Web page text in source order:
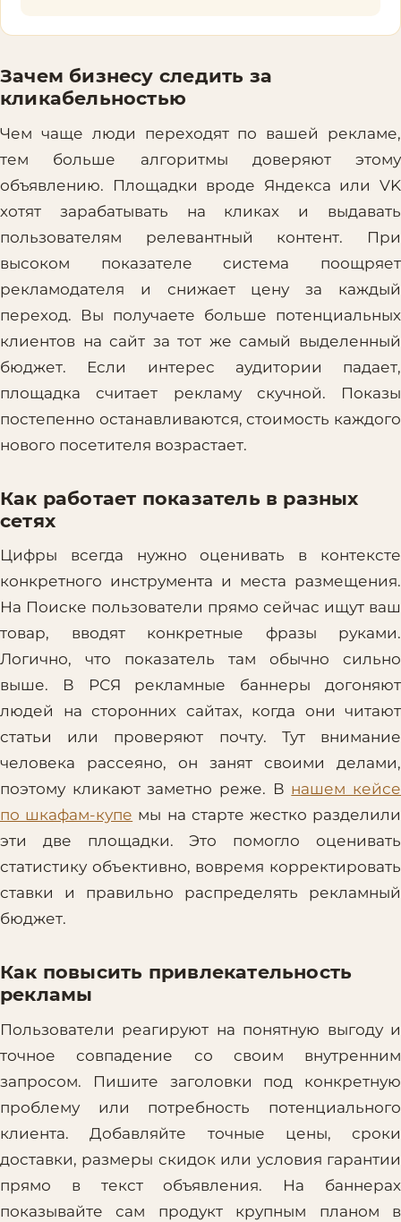
Зачем бизнесу следить за
кликабельностью
Чем чаще люди переходят по вашей рекламе,
тем больше алгоритмы доверяют этому
объявлению. Площадки вроде Яндекса или VK
хотят зарабатывать на кликах и выдавать
пользователям релевантный контент. При
высоком показателе система поощряет
рекламодателя и снижает цену за каждый
переход. Вы получаете больше потенциальных
клиентов на сайт за тот же самый выделенный
бюджет. Если интерес аудитории падает,
площадка считает рекламу скучной. Показы
постепенно останавливаются, стоимость каждого
нового посетителя возрастает.
Как работает показатель в разных
сетях
Цифры всегда нужно оценивать в контексте
конкретного инструмента и места размещения.
На Поиске пользователи прямо сейчас ищут ваш
товар, вводят конкретные фразы руками.
Логично, что показатель там обычно сильно
выше. В РСЯ рекламные баннеры догоняют
людей на сторонних сайтах, когда они читают
статьи или проверяют почту. Тут внимание
человека рассеяно, он занят своими делами,
поэтому кликают заметно реже. В нашем кейсе
по шкафам-купе мы на старте жестко разделили
эти две площадки. Это помогло оценивать
статистику объективно, вовремя корректировать
ставки и правильно распределять рекламный
бюджет.
Как повысить привлекательность
рекламы
Пользователи реагируют на понятную выгоду и
точное совпадение со своим внутренним
запросом. Пишите заголовки под конкретную
проблему или потребность потенциального
клиента. Добавляйте точные цены, сроки
доставки, размеры скидок или условия гарантии
прямо в текст объявления. На баннерах
показывайте сам продукт крупным планом в